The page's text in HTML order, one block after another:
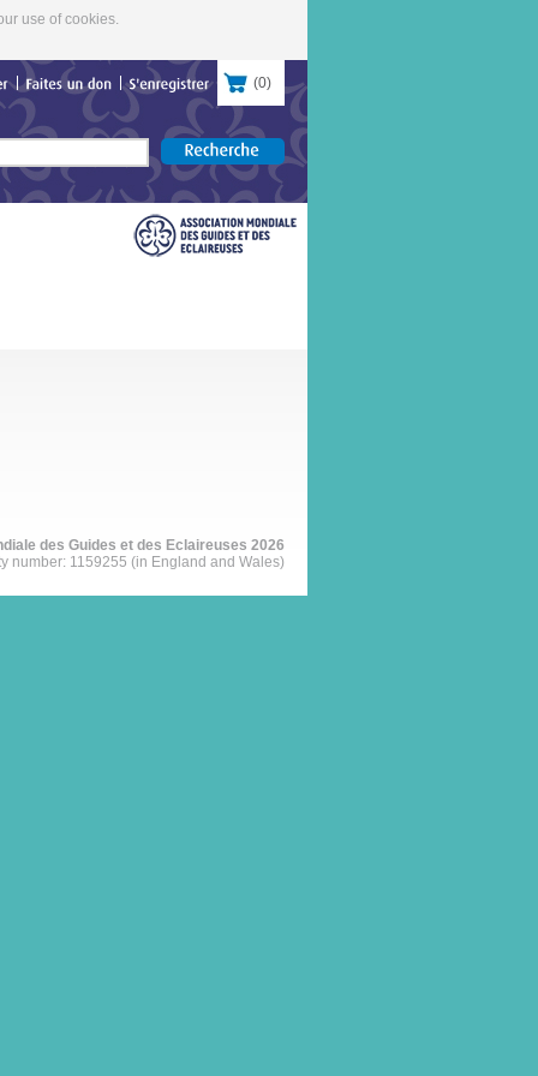
use of cookies.
(0)
des Guides et des Eclaireuses 2026
number: 1159255 (in England and Wales)